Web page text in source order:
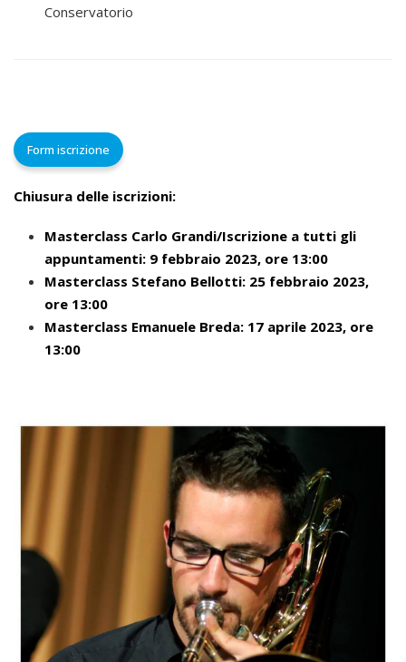
Conservatorio
Form iscrizione
Chiusura delle iscrizioni:
Masterclass Carlo Grandi/Iscrizione a tutti gli
appuntamenti: 9 febbraio 2023, ore 13:00
Masterclass Stefano Bellotti: 25 febbraio 2023,
ore 13:00
Masterclass Emanuele Breda: 17 aprile 2023, ore
13:00